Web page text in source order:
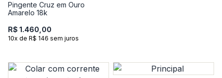
Pingente Cruz em Ouro
Amarelo 18k
R$ 1.460,00
10x de R$ 146 sem juros